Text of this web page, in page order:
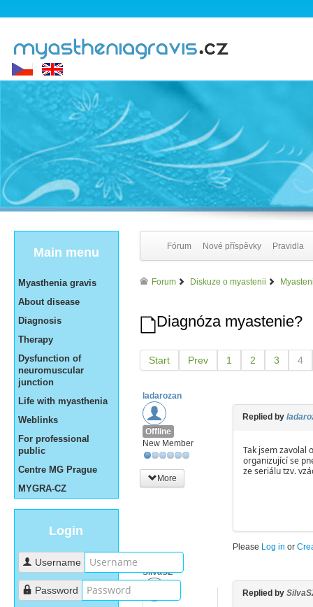
Main menu
Myasthenia gravis
About disease
Diagnosis
Therapy
Dysfunction of
neuromuscular
junction
Life with myasthenia
Weblinks
For professional
public
Centre MG Prague
MYGRA-CZ
Login
Username
Password
Fórum Nové příspěvky Pravidla
Forum Diskuze o myastenii
Diagnóza myastenie?
Start Prev 1 2 3 4
ladarozan
Offline
New Member
More
Replied by
Tak jsem zavolal
organizující se
ze seriálu tzv.
Please Log in or
SilvaSZ
Replied by